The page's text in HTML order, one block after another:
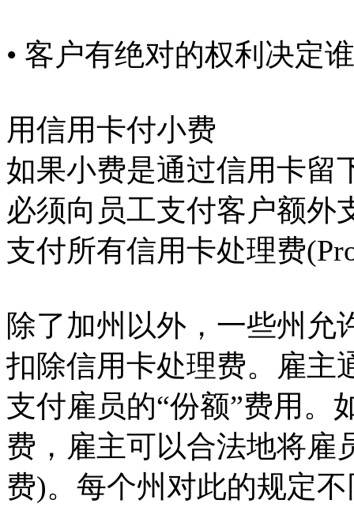
• 客户有绝对的权利决定
用信用卡付小费
如果小费是通过信用卡留
必须向员工支付客户额外
支付所有信用卡处理费
除了加州以外，一些州允
扣除信用卡处理费。雇主
支付雇员的“份额”费用。
费，雇主可以合法地将雇
费)。每个州对此的规定